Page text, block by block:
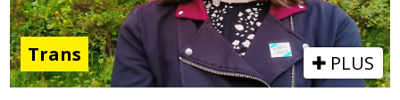
Trans PLUS